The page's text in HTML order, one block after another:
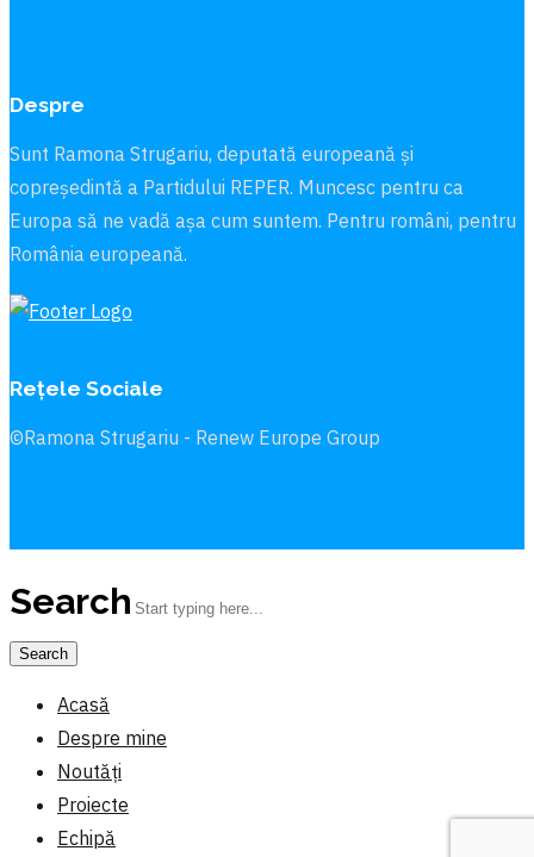
Despre
Sunt Ramona Strugariu, deputată europeană și
copreședintă a Partidului REPER. Muncesc pentru ca
Europa să ne vadă aşa cum suntem. Pentru români, pentru
România europeană.
Rețele Sociale
©Ramona Strugariu - Renew Europe Group
Search
Acasă
Despre mine
Noutăți
Proiecte
Echipă